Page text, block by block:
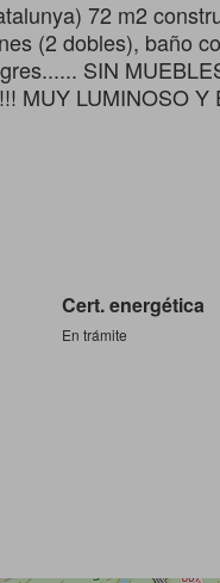
72 m2
(2 dobles), baño
SIN
MUY LUMINOSO
Cert. energética
En trámite